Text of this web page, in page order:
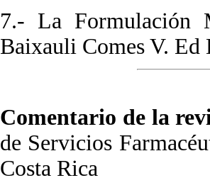
7.- La Formulación
Baixauli Comes V.
Comentario de la
de Servicios
Costa Rica